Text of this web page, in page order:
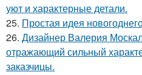
уют и характерные детали.
25. Простая идея
26. Дизайнер Валерия
отражающий сильный
заказчицы.